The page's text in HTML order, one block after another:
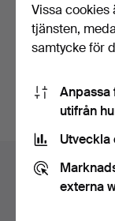
Hjälp och kontakt
Kontakta support
Vissa
tjänsten,
samtycke för
Anpassa
utifrån
Utveckla
externa